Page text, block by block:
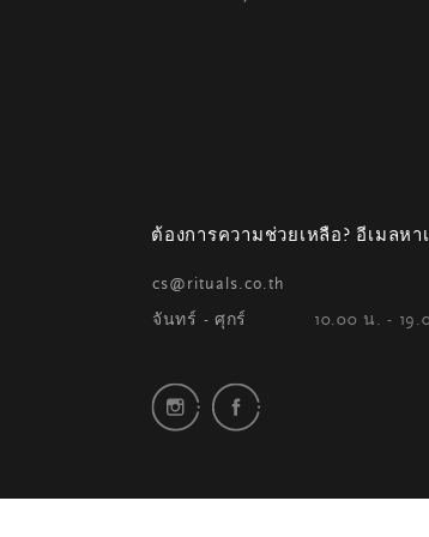
ต้องการความช่วยเหลือ? อีเมลหา
cs@rituals.co.th
จันทร์ - ศุกร์ 10.00 น. -